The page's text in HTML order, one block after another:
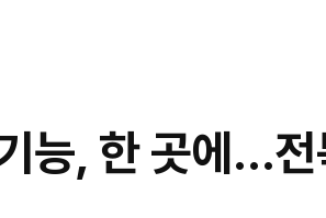
능, 한 곳에…